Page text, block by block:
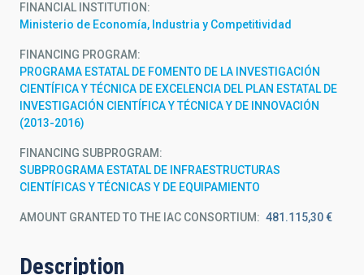
FINANCIAL INSTITUTION
Ministerio de Economía, Industria y Competitividad
FINANCING PROGRAM
PROGRAMA ESTATAL DE FOMENTO DE LA INVESTIGACIÓN
CIENTÍFICA Y TÉCNICA DE EXCELENCIA DEL PLAN ESTATAL DE
INVESTIGACIÓN CIENTÍFICA Y TÉCNICA Y DE INNOVACIÓN
(2013-2016)
FINANCING SUBPROGRAM
SUBPROGRAMA ESTATAL DE INFRAESTRUCTURAS
CIENTÍFICAS Y TÉCNICAS Y DE EQUIPAMIENTO
AMOUNT GRANTED TO THE IAC CONSORTIUM 481.115,30 €
Description